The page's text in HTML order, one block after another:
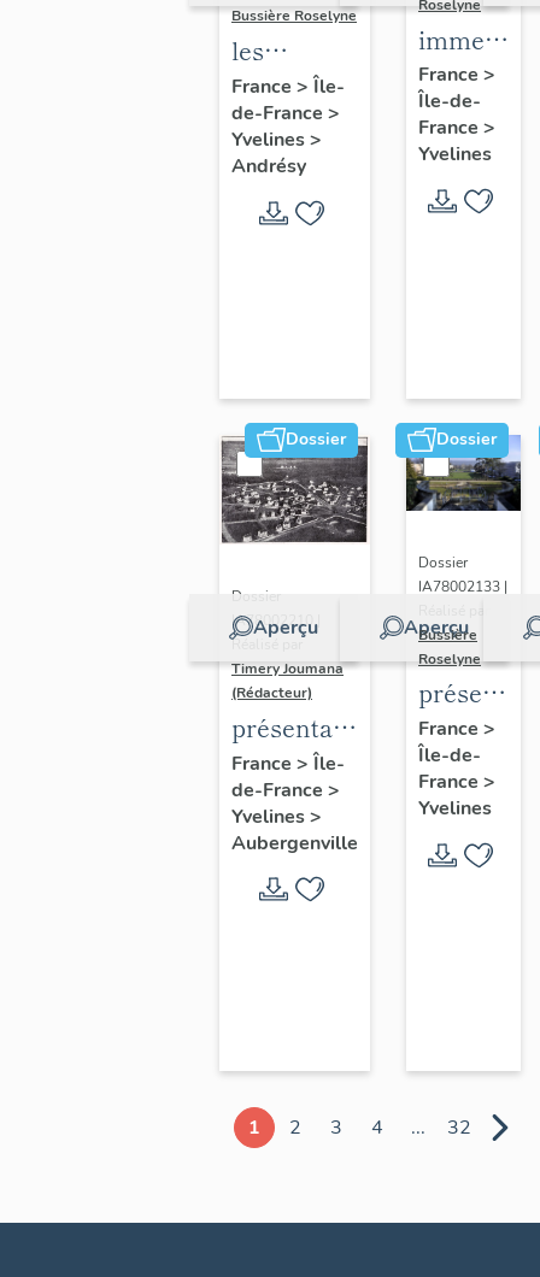
Bussière Roselyne
les
immeubles,
maisons et
fermes du
canton
d'Andrésy
France > Île-
de-France >
Yvelines>
Andrésy
Roselyne
maisons,
fermes
France >
Île-de-
France >
Yvelines
Dossier
Aperçu
Dossier
IA78002210 |
Réalisé par
Timery Joumana
(Rédacteur)
présentation
de l'étude
d'Elisabethville
France > Île-
de-France >
Yvelines>
Aubergenville
Dossier
Aperçu
Dossier
IA78002133 |
Bussière
Roselyne
du
diagnostic
et
France >
Île-de-
France >
Yvelines
1 2 3 4 ... 32